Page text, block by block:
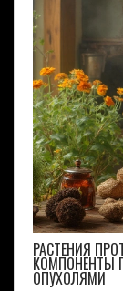
РАСТЕНИЯ
КОМПОНЕНТЫ
ОПУХОЛЯМИ